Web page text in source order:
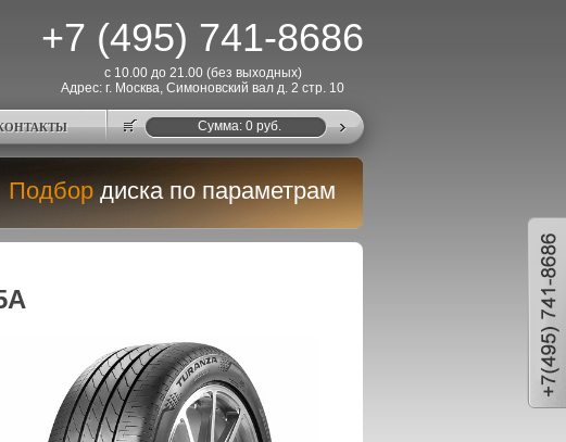
+7 (495) 741-8686
с 10.00 до 21.00 (без выходных)
Адрес: г. Москва, Симоновский вал д. 2 стр. 10
Cумма: 0руб.
Подбор диска по параметрам